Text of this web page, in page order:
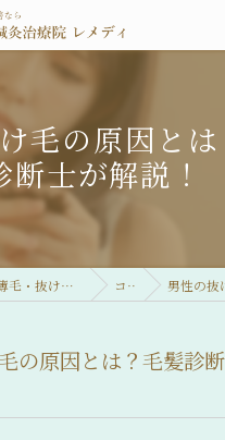
毛の原因と
断士が解説！
大阪の薄毛なら薄毛・抜け毛専門の鍼灸治療院 レメディ コラム 男性の抜け毛の原
の原因とは？毛髪診